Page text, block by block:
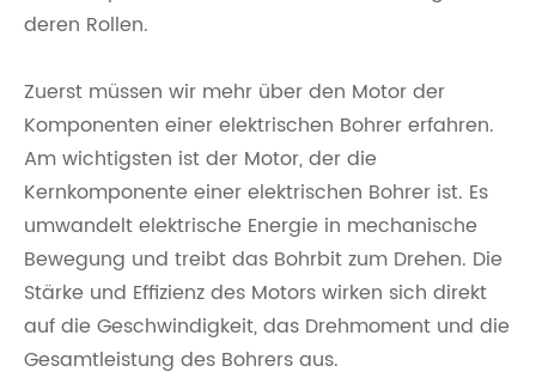
deren Rollen.
Zuerst müssen wir mehr über den Motor der
Komponenten einer elektrischen Bohrer erfahren.
Am wichtigsten ist der Motor, der die
Kernkomponente einer elektrischen Bohrer ist. Es
umwandelt elektrische Energie in mechanische
Bewegung und treibt das Bohrbit zum Drehen. Die
Stärke und Effizienz des Motors wirken sich direkt
auf die Geschwindigkeit, das Drehmoment und die
Gesamtleistung des Bohrers aus.